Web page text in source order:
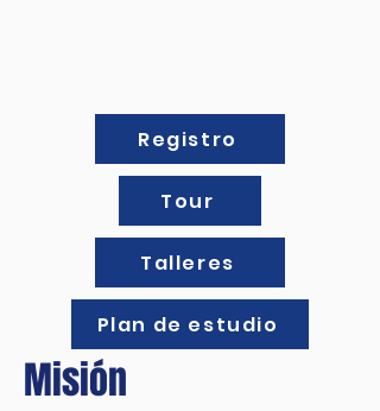
Registro
Tour
Talleres
Plan de estudio
Misión